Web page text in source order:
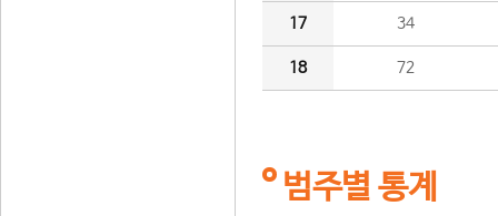
17 34
18 72
범주별 통계